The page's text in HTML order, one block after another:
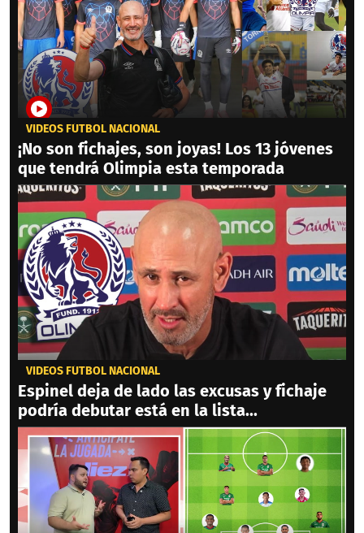
VIDEOS FÚTBOL NACIONAL
¡No son fichajes, son joyas! Los 13 jóvenes
que tendrá Olimpia esta temporada
VIDEOS FÚTBOL NACIONAL
Espinel deja de lado las excusas y fichaje
podría debutar está en la lista...